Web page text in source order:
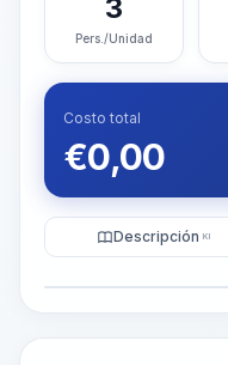
3
Pers./Unidad
Costo total
€0,00
Descripción KI